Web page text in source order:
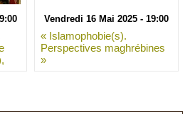
Vendredi 16 Mai 2025 - 19:00
« Islamophobie(s).
Perspectives maghrébines
»